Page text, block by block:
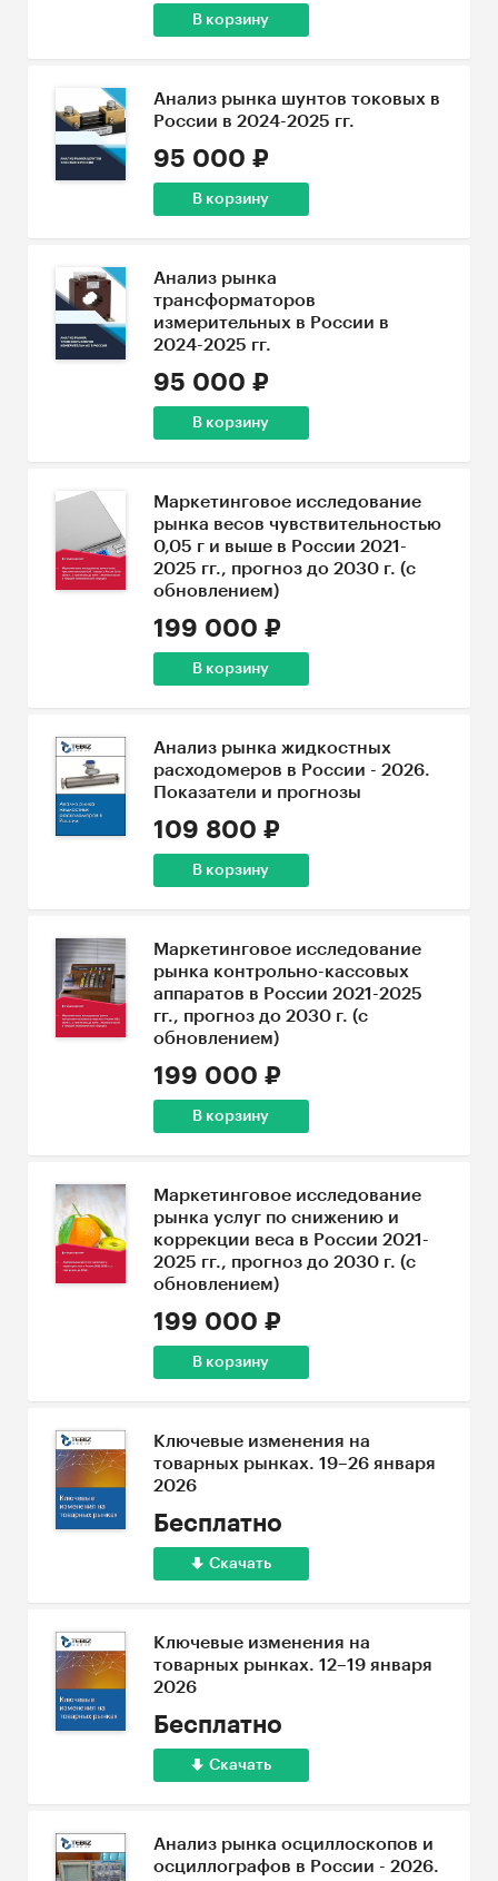
В корзину
Анализ рынка шунтов токовых в
России в 2024-2025 гг.
95 000 ₽
В корзину
Анализ рынка
трансформаторов
измерительных в России в
2024-2025 гг.
95 000 ₽
В корзину
Маркетинговое исследование
рынка весов чувствительностью
0,05 г и выше в России 2021-
2025 гг., прогноз до 2030 г. (с
обновлением)
199 000 ₽
В корзину
Анализ рынка жидкостных
расходомеров в России - 2026.
Показатели и прогнозы
109 800 ₽
В корзину
Маркетинговое исследование
рынка контрольно-кассовых
аппаратов в России 2021-2025
гг., прогноз до 2030 г. (с
обновлением)
199 000 ₽
В корзину
Маркетинговое исследование
рынка услуг по снижению и
коррекции веса в России 2021-
2025 гг., прогноз до 2030 г. (с
обновлением)
199 000 ₽
В корзину
Ключевые изменения на
товарных рынках. 19–26 января
2026
Бесплатно
Скачать
Ключевые изменения на
товарных рынках. 12–19 января
2026
Бесплатно
Скачать
Анализ рынка осциллоскопов и
осциллографов в России - 2026.